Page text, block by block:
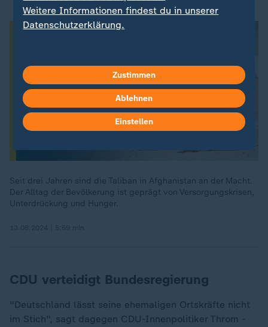
Seit drei Jahren sind die Taliban in Afghanistan an der Macht.
Der Alltag der Bevölkerung ist geprägt von Versorgungskrisen,
Unterdrückung und Hunger.
CDU verteidigt Bundesregierung
"Deutschland lässt seine ehemaligen Ortskräfte nicht
im Stich", sagt dagegen CDU-Innenpolitiker Throm -
Weitere Informationen findest du in unserer
Datenschutzerklärung.
Zustimmen
Ablehnen
Einstellen